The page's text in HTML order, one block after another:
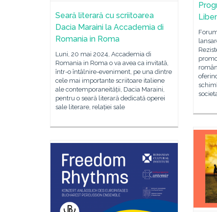
Seară literară cu scriitoarea
Dacia Maraini la Accademia di
Romania in Roma
Luni, 20 mai 2024, Accademia di
Romania in Roma o va avea ca invitată,
într-o întâlnire-eveniment, pe una dintre
cele mai importante scriitoare italiene
ale contemporaneității, Dacia Maraini,
pentru o seară literară dedicată operei
sale literare, relației sale